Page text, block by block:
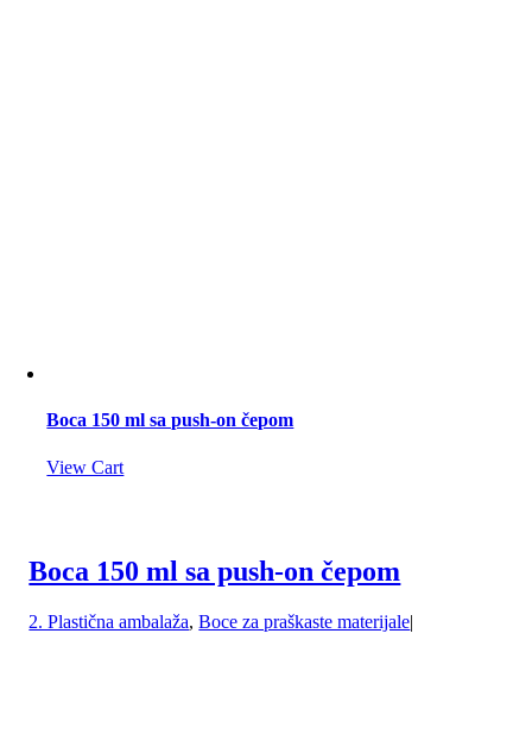
Boca 150 ml sa push-on čepom
View Cart
Boca 150 ml sa push-on čepom
2. Plastična ambalaža,Boce za praškaste materijale|